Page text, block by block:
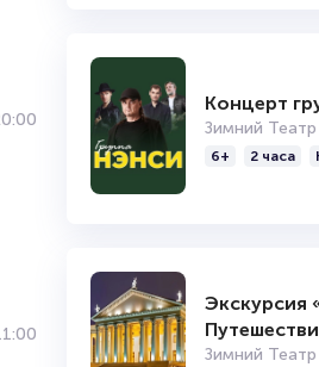
Концерт
Зимний Театр
6+ 2 часа
Экскурсия
Зимний Театр